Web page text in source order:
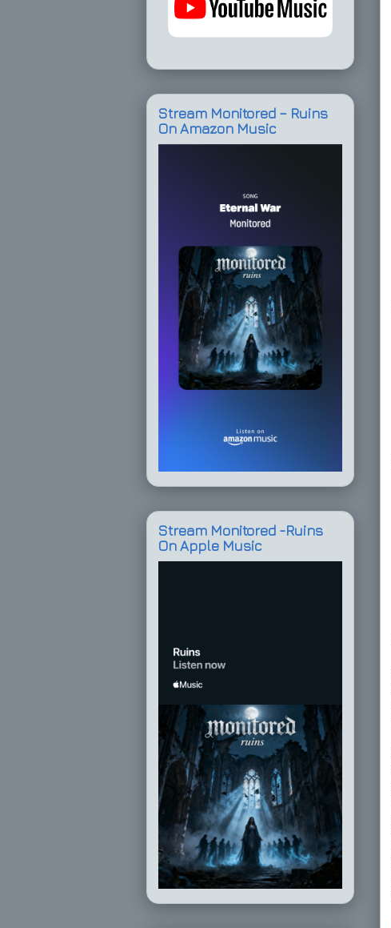
Stream Monitored – Ruins
On Amazon Music
Stream Monitored -Ruins
On Apple Music